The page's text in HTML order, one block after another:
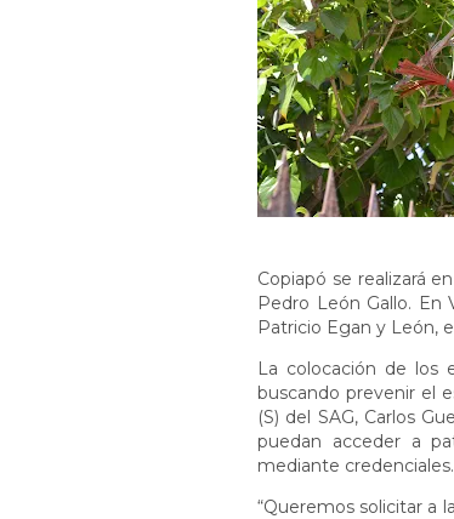
Copiapó se realizará
Pedro León Gallo. En
Patricio Egan y León,
La colocación de los
buscando prevenir el
(S) del SAG, Carlos
puedan acceder a
mediante credenciales.
“Queremos solicitar a